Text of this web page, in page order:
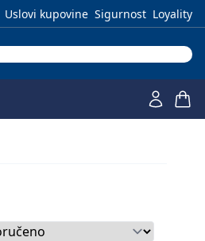
Uslovi kupovine Sigurnost Loyality